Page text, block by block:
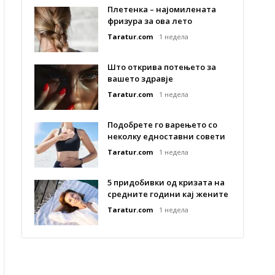
Плетенка – најомилената
фризура за ова лето
Taratur.com 1 недела
Што открива потењето за
вашето здравје
Taratur.com 1 недела
Подобрете го варењето со
неколку едноставни совети
Taratur.com 1 недела
5 придобивки од кризата на
средните години кај жените
Taratur.com 1 недела